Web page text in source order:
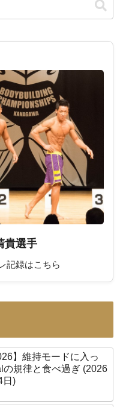
貴選手
記録はこちら
】維持モードに入っ
の規律と食べ過ぎ (2026
日)